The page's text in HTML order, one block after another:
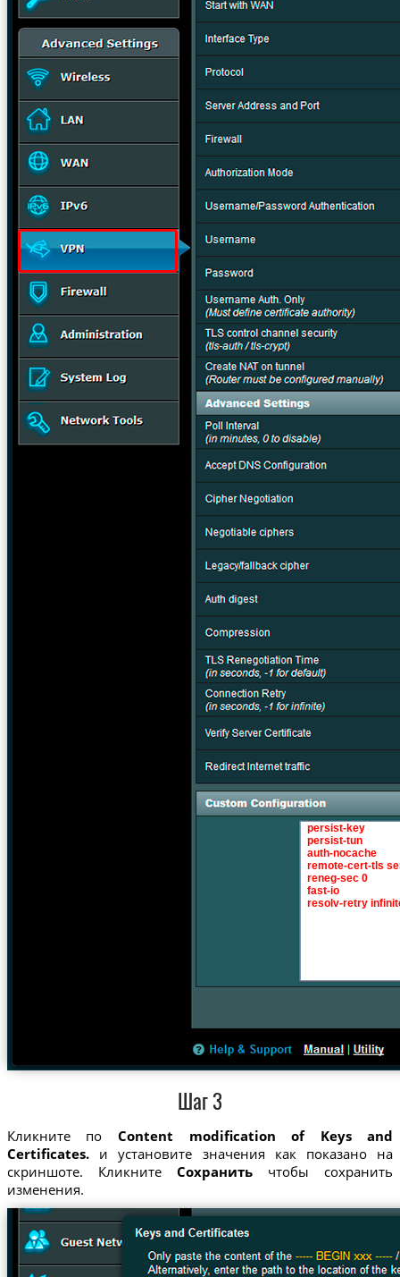
Шаг 3
Кликните по Content modification of Keys and
Certificates.и установите значения как показано на
скриншоте. Кликните Сохранить чтобы сохранить
изменения.